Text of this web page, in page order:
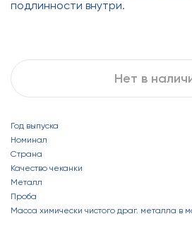
подлинности внутри.
Нет в
Год выпуска
Номинал
Страна
Качество чеканки
Металл
Проба
Масса химически чистого драг. металла в